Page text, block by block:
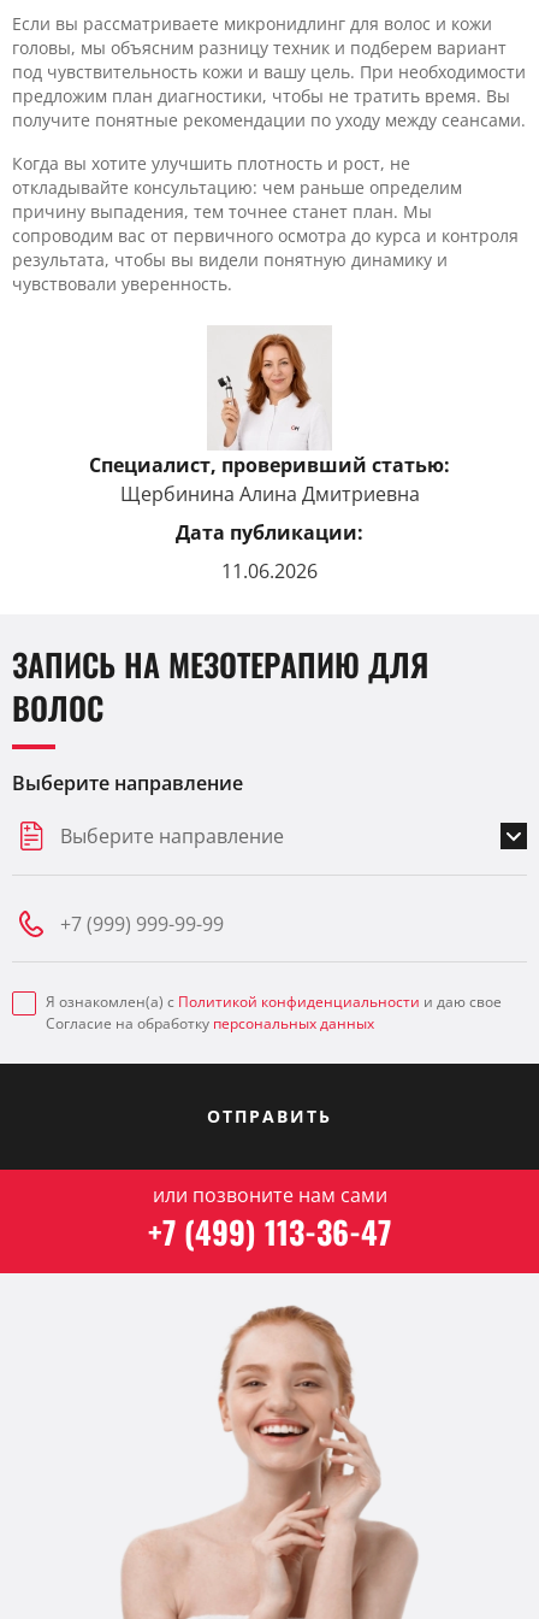
Если вы рассматриваете микронидлинг для волос и кожи
головы, мы объясним разницу техник и подберем вариант
под чувствительность кожи и вашу цель. При необходимости
предложим план диагностики, чтобы не тратить время. Вы
получите понятные рекомендации по уходу между сеансами.
Когда вы хотите улучшить плотность и рост, не
откладывайте консультацию: чем раньше определим
причину выпадения, тем точнее станет план. Мы
сопроводим вас от первичного осмотра до курса и контроля
результата, чтобы вы видели понятную динамику и
чувствовали уверенность.
Специалист, проверивший статью:
Щербинина Алина Дмитриевна
Дата публикации:
11.06.2026
ЗАПИСЬ НА МЕЗОТЕРАПИЮ ДЛЯ
ВОЛОС
Выберите направление
Выберите направление
Я ознакомлен(а) с Политикой конфиденциальности и даю свое
Согласие на обработку персональных данных
ОТПРАВИТЬ
или позвоните нам сами
+7 (499) 113-36-47